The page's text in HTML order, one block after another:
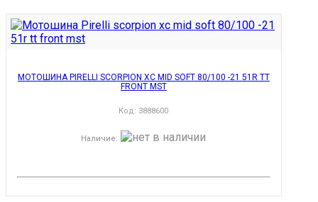
МОТОШИНА PIRELLI SCORPION XC MID SOFT 80/100 -21 51R TT
FRONT MST
Код: 3888600
Наличие: